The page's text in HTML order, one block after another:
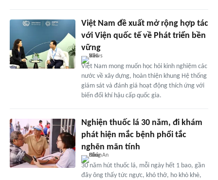
Việt Nam đề xuất mở rộng hợp tác
với Viện quốc tế về Phát triển bền
vững
Việt Nam mong muốn học hỏi kinh nghiệm các
nước về xây dựng, hoàn thiện khung Hệ thống
giám sát và đánh giá hoạt động thích ứng với
biến đổi khí hậu cấp quốc gia.
Nghiện thuốc lá 30 năm, đi khám
phát hiện mắc bệnh phổi tắc
nghẽn mãn tính
30 năm hút thuốc lá, mỗi ngày hết 1 bao, gần
đây ông thấy tức ngực, khó thở, ho khò khè,